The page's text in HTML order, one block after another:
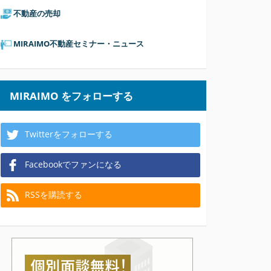
不動産の売却
MIRAIMO不動産セミナー・ニュース
MIRAIMO をフォローする
Twitterをフォローする
Facebookでファンになる
RSSを購読する